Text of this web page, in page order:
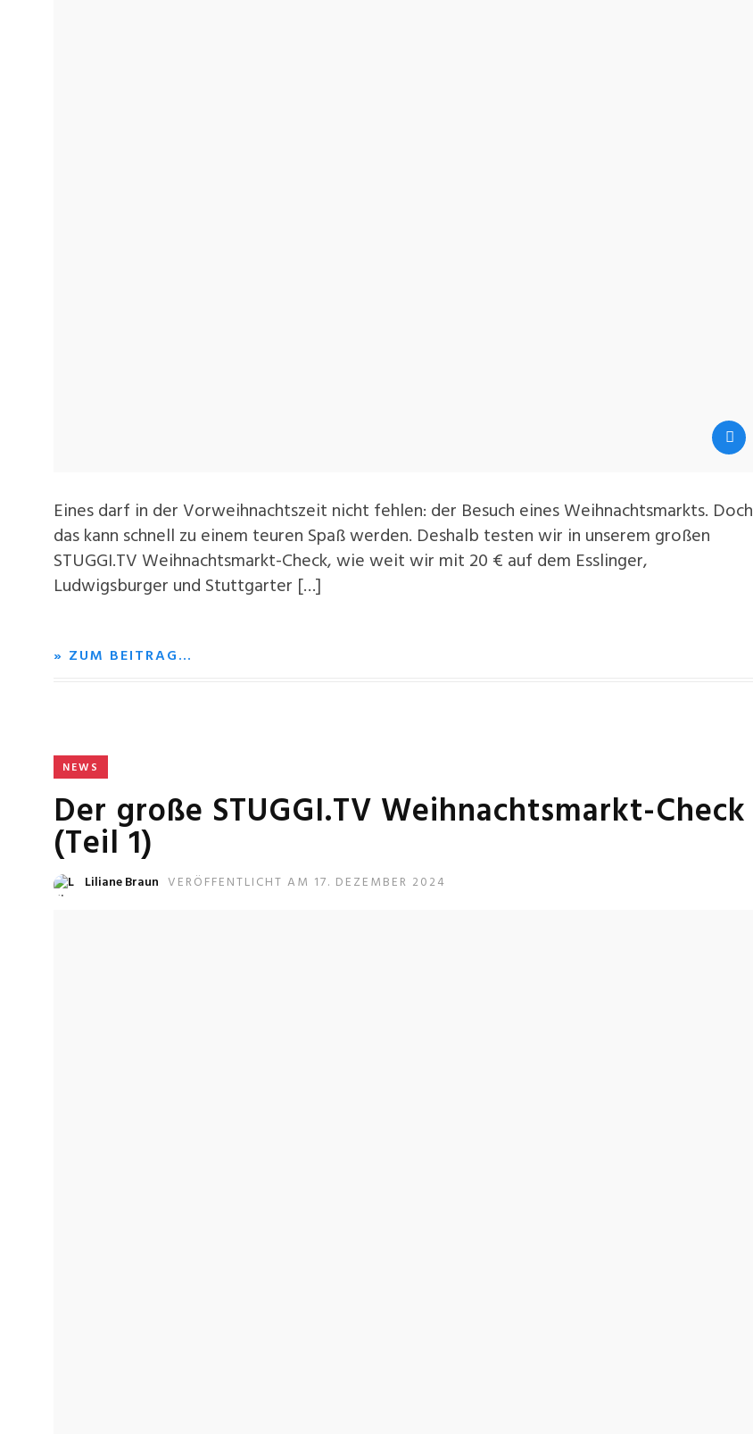
Eines darf in der Vorweihnachtszeit nicht fehlen: der Besuch eines Weihnachtsmarkts. Doch
das kann schnell zu einem teuren Spaß werden. Deshalb testen wir in unserem großen
STUGGI.TV Weihnachtsmarkt-Check, wie weit wir mit 20 € auf dem Esslinger,
Ludwigsburger und Stuttgarter […]
» ZUM BEITRAG…
NEWS
Der große STUGGI.TV Weihnachtsmarkt-Check
(Teil 1)
Liliane Braun VERÖFFENTLICHT AM 17. DEZEMBER 2024